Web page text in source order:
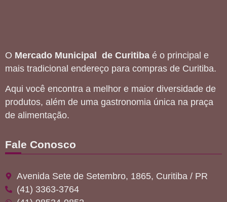
O Mercado Municipal de Curitiba é o principal e
mais tradicional endereço para compras de Curitiba.
Aqui você encontra a melhor e maior diversidade de
produtos, além de uma gastronomia única na praça
de alimentação.
Fale Conosco
Avenida Sete de Setembro, 1865, Curitiba / PR
(41) 3363-3764